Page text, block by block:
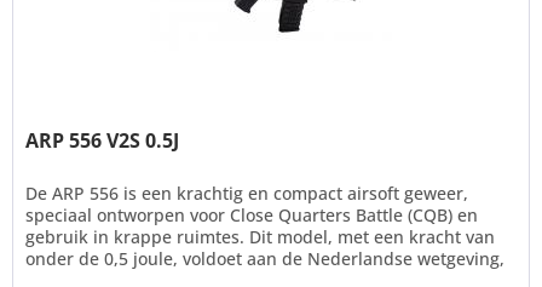
ARP 556 V2S 0.5J
De ARP 556 is een krachtig en compact airsoft geweer,
speciaal ontworpen voor Close Quarters Battle (CQB) en
gebruik in krappe ruimtes. Dit model, met een kracht van
onder de 0,5 joule, voldoet aan de Nederlandse wetgeving,